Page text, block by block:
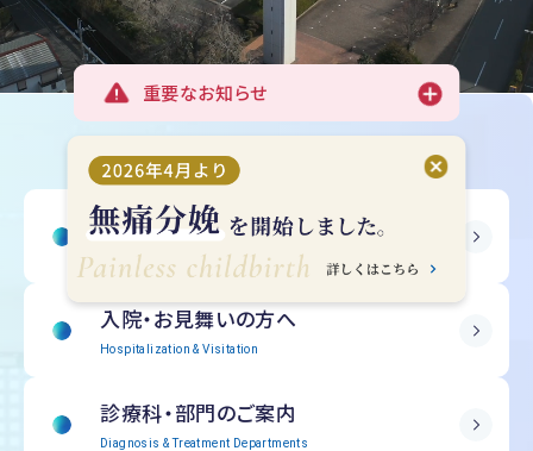
重要なお知らせ
受診される方へ
Outpatient Information
入院・お見舞いの方へ
Hospitalization & Visitation
診療科・部門のご案内
Diagnosis & Treatment Departments